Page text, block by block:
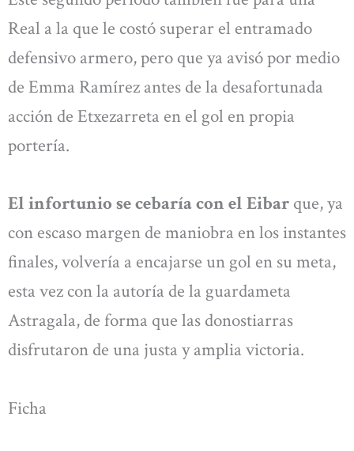
Real a la que le costó superar el entramado
defensivo armero, pero que ya avisó por medio
de Emma Ramírez antes de la desafortunada
acción de Etxezarreta en el gol en propia
portería.
El infortunio se cebaría con el Eibar que, ya
con escaso margen de maniobra en los instantes
finales, volvería a encajarse un gol en su meta,
esta vez con la autoría de la guardameta
Astragala, de forma que las donostiarras
disfrutaron de una justa y amplia victoria.
Ficha